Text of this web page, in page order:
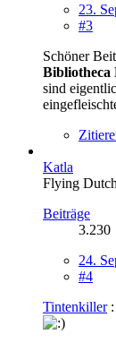
23.
#3
Schöner
Bibliotheca
sind
Katla
Flying
Beiträge
3.230
24.
#4
Tintenkiller: